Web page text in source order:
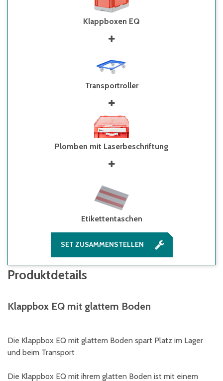
Klappboxen EQ
Transportroller
Plomben mit Laserbeschriftung
Etikettentaschen
SET ZUSAMMENSTELLEN
Produktdetails
Klappbox EQ mit glattem Boden
Die Klappbox EQ mit glattem Boden spart Platz im Lager
und beim Transport
Die Klappbox EQ mit ihrem glatten Boden ist mit einem